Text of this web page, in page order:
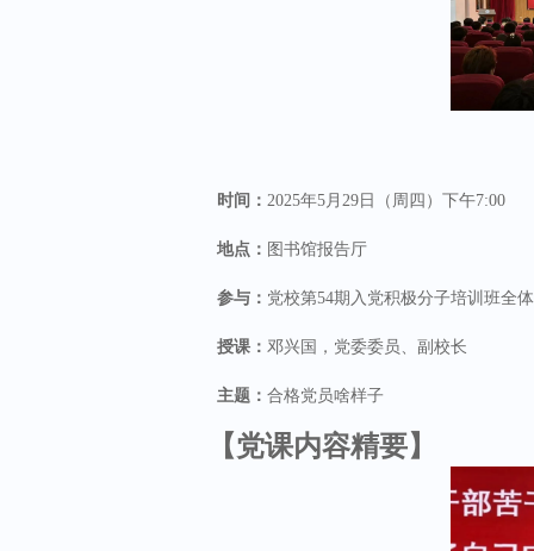
时间： 2025年5月 29 日（周四）下午7:00
地点： 图书馆报告厅
参与： 党校第54期入党积极分子培训班全
授课： 邓兴国，党委委员、副校长
主题： 合格党员啥样子
【党课内容精要】